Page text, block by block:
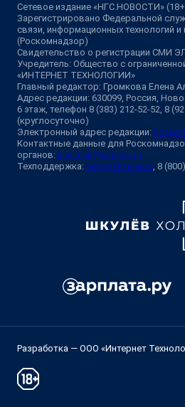
Сетевое издание «НГС.НОВОСТИ»
Зарегистрировано Федеральной
связи, информационных технологий
(Роскомнадзор)
Свидетельство о регистрации СМИ
Учредитель: Общество с
«ИНТЕРНЕТ ТЕХНОЛОГИИ»
Главный редактор: Громкова Елена
Адрес редакции: 630099, Россия,
6 этаж, телефон 8 (383) 212-52-52, 8
(круглосуточно)
Электронный адрес редакции:
Контактные данные для
органов: juristnsk@shkulev.ru
Техподдержка: help@shkulev.ru , 8
Разработка — ООО «Интернет